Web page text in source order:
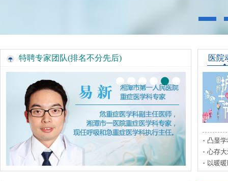
特聘专家团队(排名不分先后) 医院
凸显
心存
以暖